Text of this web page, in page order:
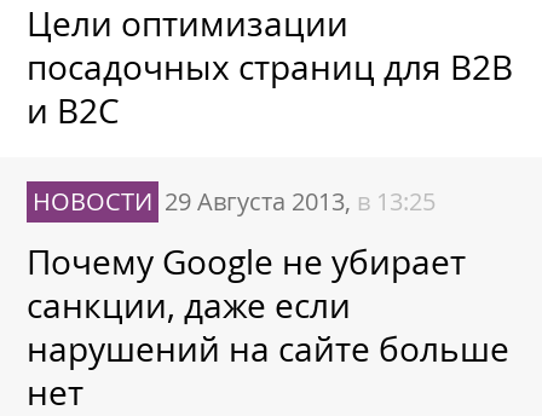
Цели оптимизации
посадочных страниц для B2B
и B2C
НОВОСТИ 29 Августа 2013, в 13:25
Почему Google не убирает
санкции, даже если
нарушений на сайте больше
нет